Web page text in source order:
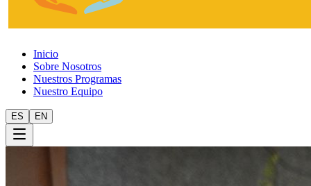
Inicio
Sobre Nosotros
Nuestros Programas
Nuestro Equipo
ES EN